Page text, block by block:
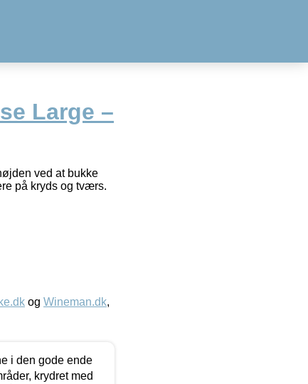
Large –
ved at bukke
på kryds og tværs.
og Wineman.dk,
i den gode ende
krydret med